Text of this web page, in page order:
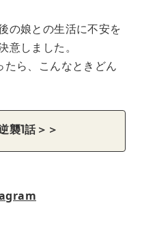
の娘との生活に不安を
意しました。
ら、こんなときどん
襲1話＞＞